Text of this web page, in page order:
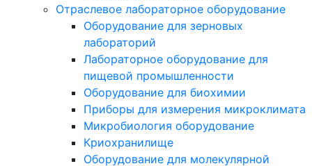
Отраслевое лабораторное оборудование
Оборудование для зерновых
лабораторий
Лабораторное оборудование для
пищевой промышленности
Оборудование для биохимии
Приборы для измерения микроклимата
Микробиология оборудование
Криохранилище
Оборудование для молекулярной